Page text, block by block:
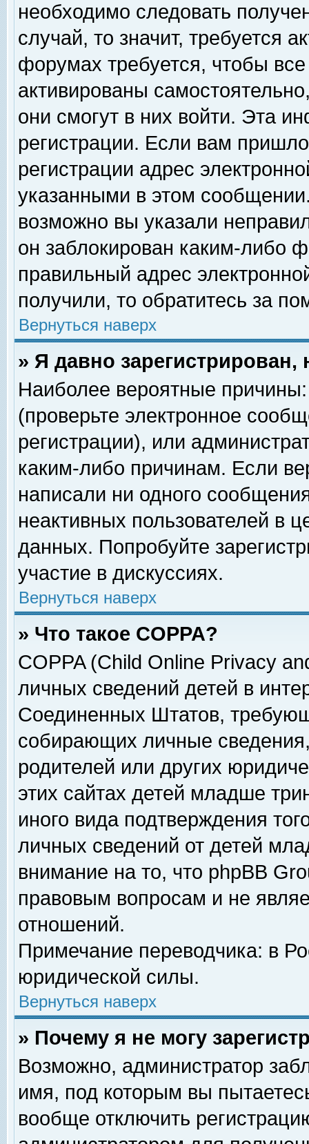
необходимо следовать
случай, то значит, требуется
форумах требуется, чтобы
активированы
они смогут в них войти. Эта
регистрации. Если вам
регистрации адрес
указанными в этом
возможно вы указали
он заблокирован каким-либо
правильный адрес
получили, то обратитесь за
Вернуться наверх
» Я давно
Наиболее вероятные
(проверьте электронное
регистрации), или
каким-либо причинам. Если
написали ни одного
неактивных пользователей в
данных. Попробуйте
участие в дискуссиях.
Вернуться наверх
» Что такое COPPA?
COPPA (Child Online Privacy
личных сведений детей в
Соединенных Штатов,
собирающих личные
родителей или других
этих сайтах детей младше
иного вида подтверждения
личных сведений от детей
внимание на то, что phpBB
правовым вопросам и не
отношений.
Примечание переводчика: в
юридической силы.
Вернуться наверх
» Почему я не могу
Возможно, администратор
имя, под которым вы
вообще отключить